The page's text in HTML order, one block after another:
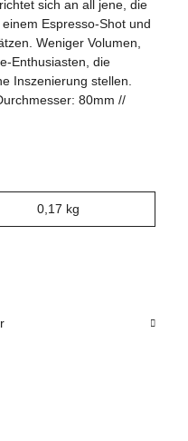
sich an all jene, die
Espresso-Shot und
Weniger Volumen,
Enthusiasten, die
Inszenierung stellen.
80mm //
0,17 kg